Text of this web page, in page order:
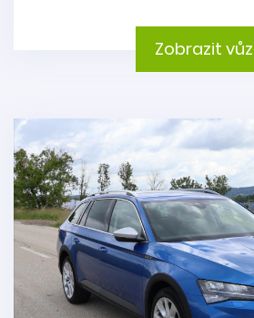
Zobrazit vůz